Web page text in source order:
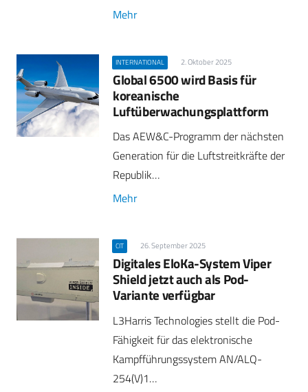
Mehr
INTERNATIONAL 2. Oktober 2025
Global 6500 wird Basis für
koreanische
Luftüberwachungsplattform
Das AEW&C-Programm der nächsten
Generation für die Luftstreitkräfte der
Republik…
Mehr
CIT 26. September 2025
Digitales EloKa-System Viper
Shield jetzt auch als Pod-
Variante verfügbar
L3Harris Technologies stellt die Pod-
Fähigkeit für das elektronische
Kampfführungssystem AN/ALQ-
254(V)1…